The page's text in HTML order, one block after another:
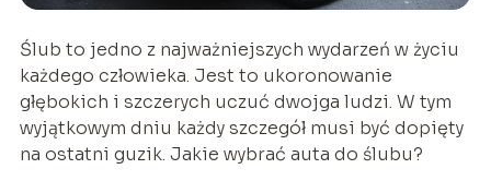
Ślub to jedno z najważniejszych wydarzeń w życiu
każdego człowieka. Jest to ukoronowanie
głębokich i szczerych uczuć dwojga ludzi. W tym
wyjątkowym dniu każdy szczegół musi być dopięty
na ostatni guzik. Jakie wybrać auta do ślubu?